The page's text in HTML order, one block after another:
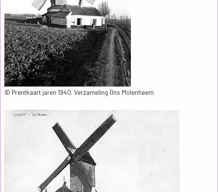
© Prentkaart jaren 1940. Verzameling Ons Molenheem